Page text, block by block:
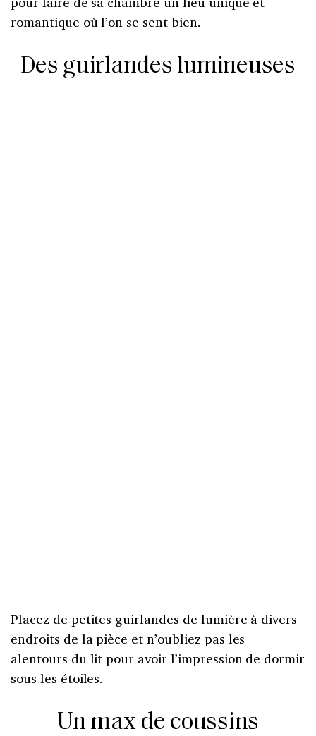
romantique où l’on se sent bien.
Des guirlandes lumineuses
Placez de petites guirlandes de lumière à divers
endroits de la pièce et n’oubliez pas les
alentours du lit pour avoir l’impression de dormir
sous les étoiles.
Un max de coussins